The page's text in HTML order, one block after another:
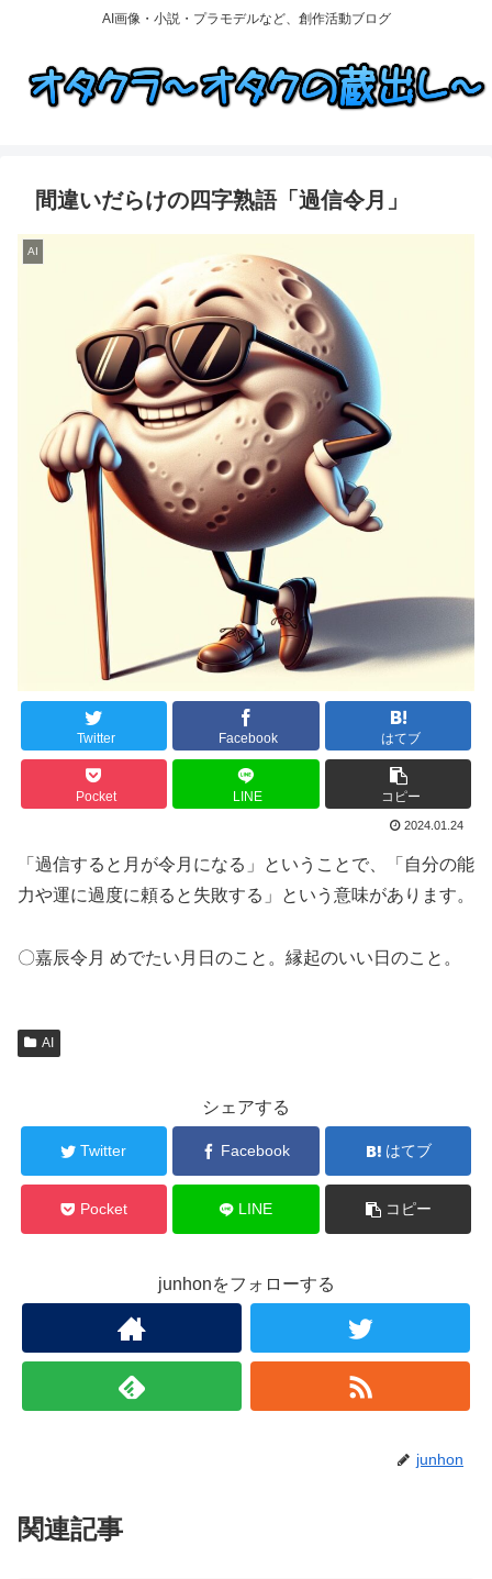
AI画像・小説・プラモデルなど、創作活動ブログ
間違いだらけの四字熟語「過信令月」
AI
Twitter Facebook はてブ
Pocket LINE コピー
2024.01.24
「過信すると月が令月になる」ということで、「自分の能
力や運に過度に頼ると失敗する」という意味があります。
〇嘉辰令月 めでたい月日のこと。縁起のいい日のこと。
AI
シェアする
Twitter Facebook はてブ
Pocket LINE コピー
junhonをフォローする
junhon
関連記事